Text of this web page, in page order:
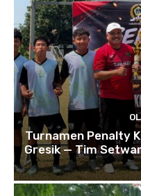
Turnamen Penalty
Gresik — Tim